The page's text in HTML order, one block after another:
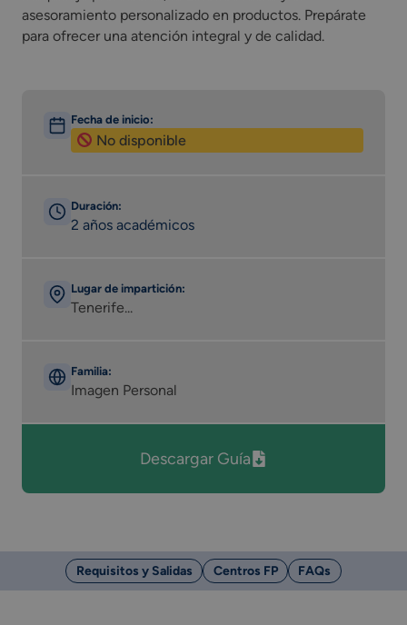
asesoramiento personalizado en productos. Prepárate
para ofrecer una atención integral y de calidad.
Fecha de inicio:
No disponible
Duración:
2 años académicos
Lugar de impartición:
Tenerife...
Familia:
Imagen Personal
Descargar Guía
Requisitos y Salidas Centros FP FAQs